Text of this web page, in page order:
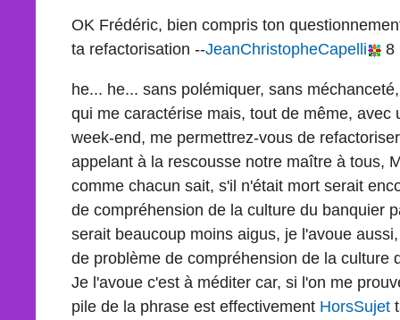
OK Frédéric, bien compris ton
ta refactorisation --JeanChristopheCapelli 8
he... he... sans polémiquer, sans
qui me caractérise mais, tout de même, avec
week-end, me permettrez-vous de
appelant à la rescousse notre maître à tous,
comme chacun sait, s'il n'était mort serait
de compréhension de la culture du banquier
serait beaucoup moins aigus, je l'avoue
de problème de compréhension de la culture
Je l'avoue c'est à méditer car, si l'on me
pile de la phrase est effectivement HorsSujet